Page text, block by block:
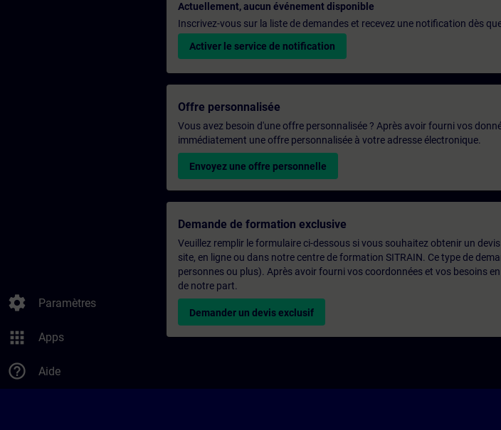
settings Paramètres
apps Apps
help_outline Aide
Actuellement, aucun événement disponible
Inscrivez-vous sur la liste de demandes et recevez une notification dès
Activer le service de notification
Offre personnalisée
Vous avez besoin d'une offre personnalisée ? Après avoir fourni vos
immédiatement une offre personnalisée à votre adresse électronique.
Envoyez une offre personnelle
Demande de formation exclusive
Veuillez remplir le formulaire ci-dessous si vous souhaitez obtenir un
site, en ligne ou dans notre centre de formation SITRAIN. Ce type de
personnes ou plus). Après avoir fourni vos coordonnées et vos besoins
de notre part.
Demander un devis exclusif